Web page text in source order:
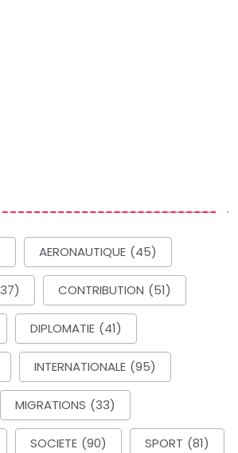
AERONAUTIQUE (45)
CONTRIBUTION (51)
DIPLOMATIE (41)
INTERNATIONALE (95)
MIGRATIONS (33)
SOCIETE (90) SPORT (81)